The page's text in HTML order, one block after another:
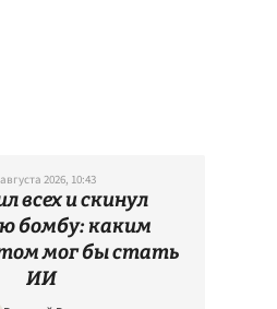
2026, 10:43
всех и скинул
бомбу: каким
мог бы стать
ИИ